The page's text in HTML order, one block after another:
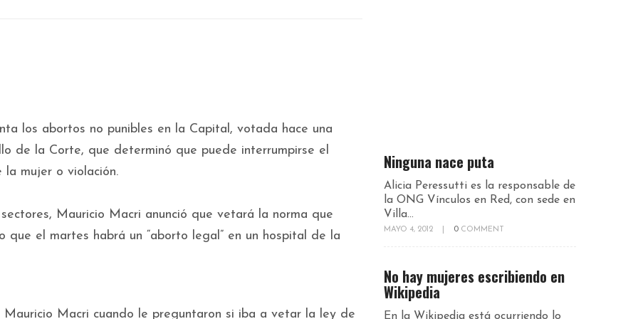
los abortos no punibles en la Capital, votada hace una
de la Corte, que determinó que puede interrumpirse el
mujer o violación.
Mauricio Macri anunció que vetará la norma que
el martes habrá un “aborto legal” en un hospital de la
Mauricio Macri cuando le preguntaron si iba a vetar la ley de
Ninguna nace puta
Alicia Peressutti es la responsable de
la ONG Vínculos en Red, con sede en
Villa...
MAYO 4, 2012 0 COMMENT
No hay mujeres escribiendo en
Wikipedia
En la Wikipedia está ocurriendo lo